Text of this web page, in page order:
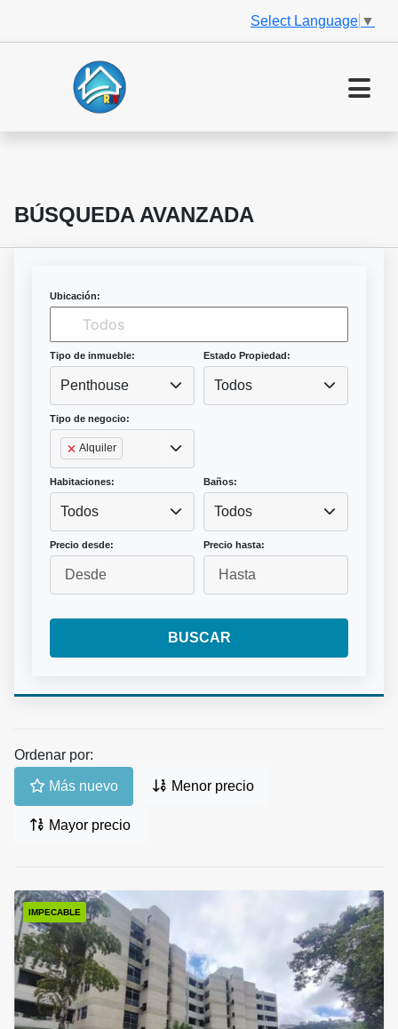
Select Language ▼
BÚSQUEDA AVANZADA
Ubicación:
Tipo de inmueble:
Penthouse
Estado Propiedad:
Todos
Tipo de negocio:
Alquiler
Habitaciones:
Todos
Baños:
Todos
Precio desde: Precio hasta:
BUSCAR
Ordenar por:
Más nuevo Menor precio
Mayor precio
IMPECABLE